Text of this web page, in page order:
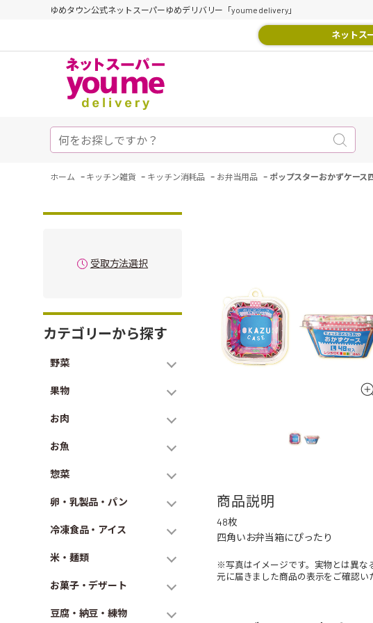
ゆめタウン公式ネットスーパーゆめデリバリー「youme delivery」
ネットス
ホーム - キッチン雑貨 - キッチン消耗品 - お弁当用品 - ポップスターおかずケース
受取方法選択
カテゴリーから探す
野菜
果物
お肉
お魚
惣菜
卵・乳製品・パン
冷凍食品・アイス
米・麺類
お菓子・デザート
豆腐・納豆・練物
商品説明
48枚
四角いお弁当箱にぴったり
※写真はイメージです。実物とは異な
元に届きました商品の表示をご確認い